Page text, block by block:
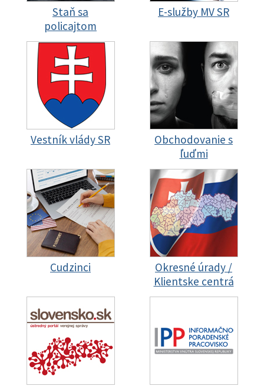
Staň sa
policajtom
E-služby MV SR
Vestník vlády SR
Obchodovanie s
ľuďmi
Cudzinci
Okresné úrady /
Klientske centrá